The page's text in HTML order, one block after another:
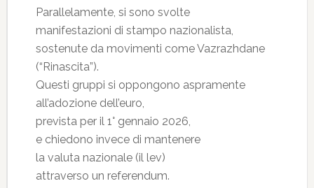
Parallelamente, si sono svolte
manifestazioni di stampo nazionalista,
sostenute da movimenti come Vazrazhdane
(“Rinascita”).
Questi gruppi si oppongono aspramente
all’adozione dell’euro,
prevista per il 1° gennaio 2026,
e chiedono invece di mantenere
la valuta nazionale (il lev)
attraverso un referendum.